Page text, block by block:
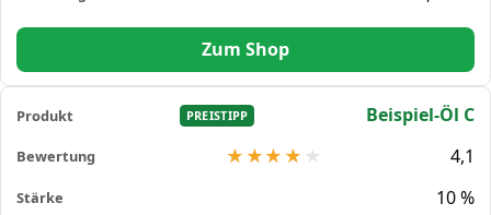
Zum Shop
PREISTIPP
Beispiel-Öl C
4,1
10 %